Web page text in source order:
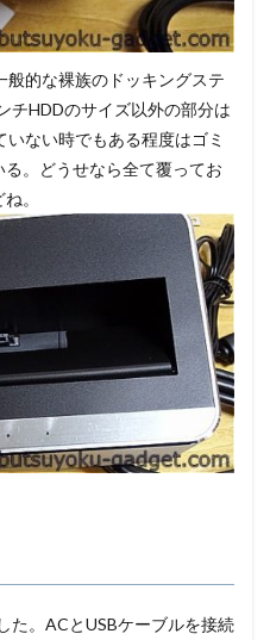
般的な裸族のドッキングステ
チHDDのサイズ以外の部分は
ない時でもある程度はゴミ
。どうせなら全て覆ってお
。
た。ACとUSBケーブルを接続